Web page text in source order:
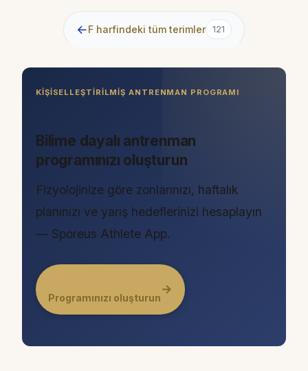
←F harfindeki tüm terimler 121
KIŞISELLEŞTIRILMIŞ ANTRENMAN PROGRAMI
Bilime dayalı antrenman
programınızı oluşturun
Fizyolojinize göre zonlarınızı, haftalık
planınızı ve yarış hedeflerinizi hesaplayın
— Sporeus Athlete App.
Programınızı oluşturun
→